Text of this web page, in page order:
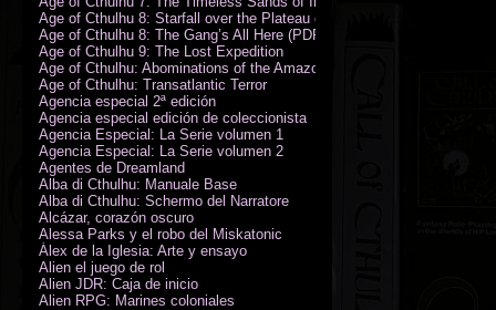
Age of Cthulhu 8: Starfall over the Plateau of Leng
Age of Cthulhu 8: The Gang’s All Here (PDF)
Age of Cthulhu 9: The Lost Expedition
Age of Cthulhu: Abominations of the Amazon
Age of Cthulhu: Transatlantic Terror
Agencia especial 2ª edición
Agencia especial edición de coleccionista
Agencia Especial: La Serie volumen 1
Agencia Especial: La Serie volumen 2
Agentes de Dreamland
Alba di Cthulhu: Manuale Base
Alba di Cthulhu: Schermo del Narratore
Alcázar, corazón oscuro
Alessa Parks y el robo del Miskatonic
Álex de la Iglesia: Arte y ensayo
Alien el juego de rol
Alien JDR: Caja de inicio
Alien RPG: Marines coloniales